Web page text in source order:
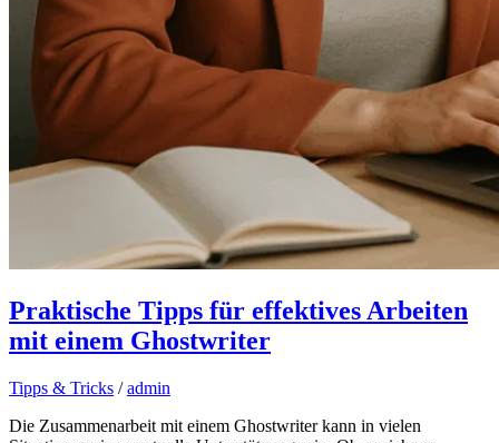
Praktische Tipps für effektives Arbeiten
mit einem Ghostwriter
Tipps & Tricks /admin
Die Zusammenarbeit mit einem Ghostwriter kann in vielen